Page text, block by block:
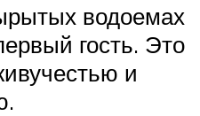
водоемах
гость. Это
и